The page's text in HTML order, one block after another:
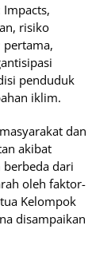
Impacts,
risiko
penduduk
iklim.
dan
akibat
dari
oleh faktor-
Kelompok
disampaikan